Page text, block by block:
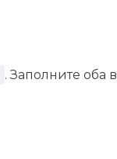
. Заполните оба в